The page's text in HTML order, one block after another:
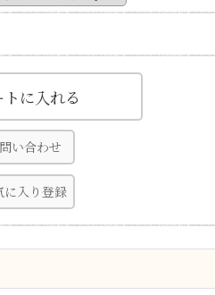
トに入れる
い合わせ
に入り登録